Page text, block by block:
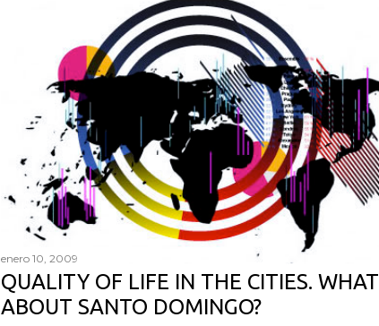
enero 10, 2009
QUALITY OF LIFE IN THE CITIES. WHAT
ABOUT SANTO DOMINGO?